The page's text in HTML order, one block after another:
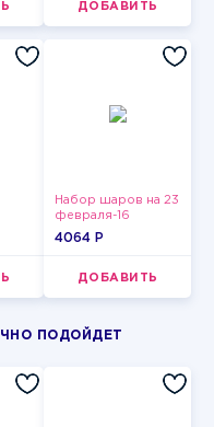
ДОБАВИТЬ
Набор шаров на 23
февраля-16
4064 P
ДОБАВИТЬ
ПОДОЙДЕТ